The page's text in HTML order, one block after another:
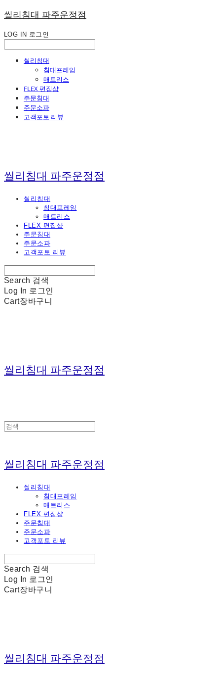
씰리침대 파주운정점
LOG IN 로그인
씰리침대
침대프레임
매트리스
FLEX 편집샵
주문침대
주문소파
고객포토 리뷰
씰리침대 파주운정점
씰리침대
침대프레임
매트리스
FLEX 편집샵
주문침대
주문소파
고객포토 리뷰
Search 검색
Log In 로그인
Cart장바구니
씰리침대 파주운정점
씰리침대 파주운정점
씰리침대
침대프레임
매트리스
FLEX 편집샵
주문침대
주문소파
고객포토 리뷰
Search 검색
Log In 로그인
Cart장바구니
씰리침대 파주운정점